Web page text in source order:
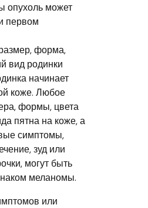
опухоль может
первом
форма,
вид родинки
начинает
коже. Любое
формы, цвета
пятна на коже, а
симптомы,
зуд или
могут быть
меланомы.
или